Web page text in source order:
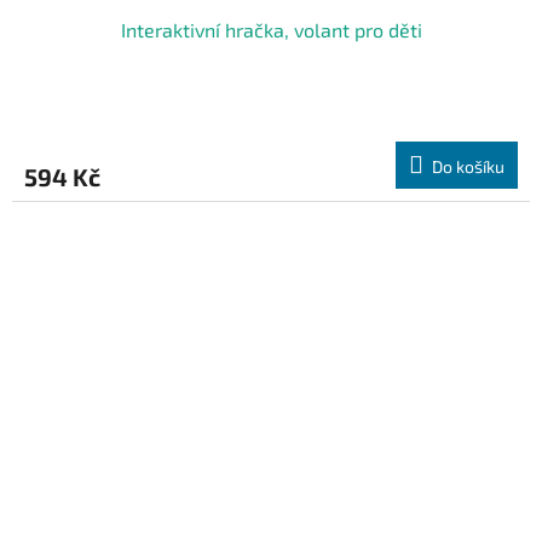
Interaktivní hračka, volant pro děti
594 Kč Do košíku